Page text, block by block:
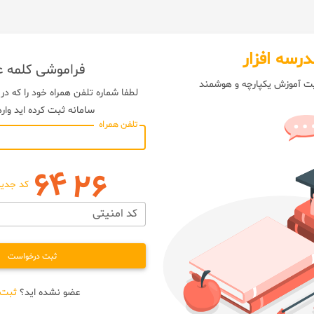
افزار
آموزش یکپارچه و هوشمند
فراموشی کلمه
لطفا شماره تلفن همراه خود را که
سامانه ثبت کرده اید
تلفن همراه
کد
کد امنیتی
ثبت درخواست
عضو نشده اید؟